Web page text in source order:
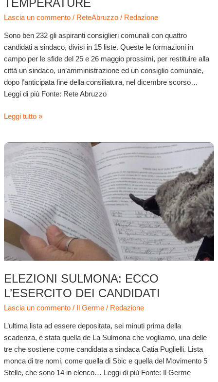
TEMPERATURE
Lascia un commento / ReteAbruzzo/ Redazione
Sono ben 232 gli aspiranti consiglieri comunali con quattro
candidati a sindaco, divisi in 15 liste. Queste le formazioni in
campo per le sfide del 25 e 26 maggio prossimi, per restituire alla
città un sindaco, un’amministrazione ed un consiglio comunale,
dopo l’anticipata fine della consiliatura, nel dicembre scorso…
Leggi di più Fonte: Rete Abruzzo
Leggi tutto »
ELEZIONI SULMONA: ECCO
L’ESERCITO DEI CANDIDATI
Lascia un commento / Il Germe/ Redazione
L’ultima lista ad essere depositata, sei minuti prima della
scadenza, è stata quella de La Sulmona che vogliamo, una delle
tre che sostiene come candidata a sindaca Catia Puglielli. Lista
monca di tre nomi, come quella di Sbic e quella del Movimento 5
Stelle, che sono 14 in elenco… Leggi di più Fonte: Il Germe
Elezioni
Sulmona:
ecco
l’esercito
dei
candidati